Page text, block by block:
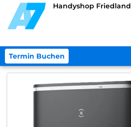
Handyshop Friedland
Termin Buchen